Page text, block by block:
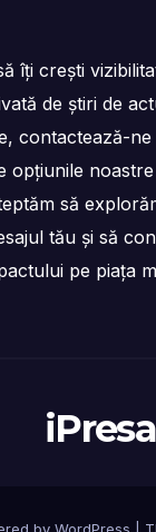
îți crești
de știri de
contactează-
opțiunile
să
tău și să
pe piața
iPresa
by WordPress